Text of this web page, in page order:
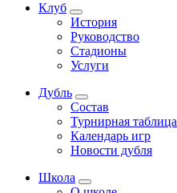
Клуб
История
Руководство
Стадионы
Услуги
Дубль
Состав
Турнирная таблица
Календарь игр
Новости дубля
Школа